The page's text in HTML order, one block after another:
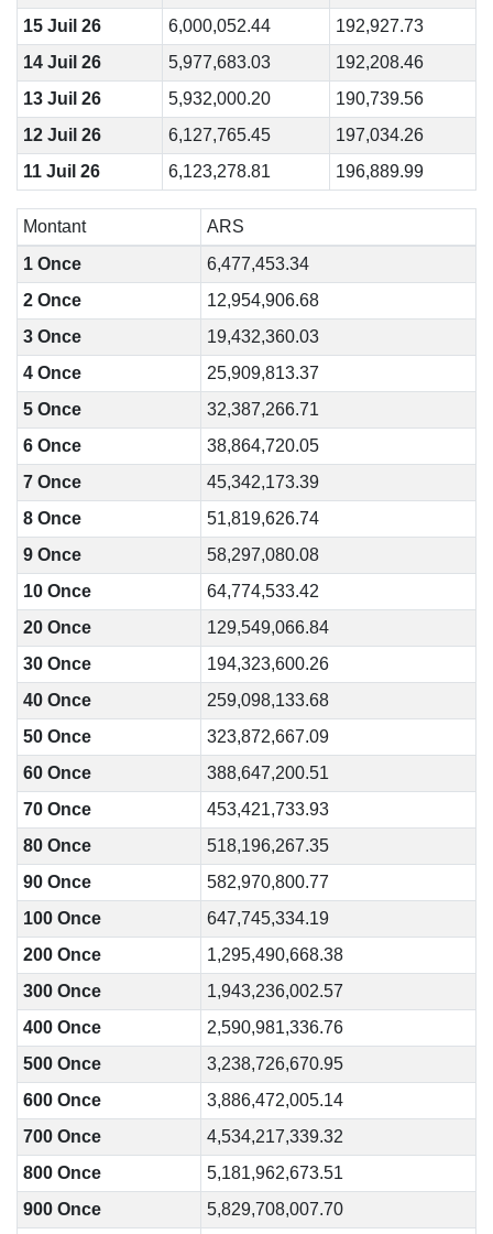
15 Juil 26 6,000,052.44
192,927.73
14 Juil 26
5,977,683.03
192,208.46
13 Juil 26
5,932,000.20
190,739.56
12 Juil 26
6,127,765.45
197,034.26
11 Juil 26
6,123,278.81 196,889.99
Montant
ARS
1 Once
6,477,453.34
2 Once
12,954,906.68
3 Once
19,432,360.03
4 Once
25,909,813.37
5 Once
32,387,266.71
6 Once
38,864,720.05
7 Once
45,342,173.39
8 Once
51,819,626.74
9 Once
58,297,080.08
10 Once
64,774,533.42
20 Once
129,549,066.84
30 Once
194,323,600.26
40 Once
259,098,133.68
50 Once
323,872,667.09
60 Once
388,647,200.51
70 Once
453,421,733.93
80 Once
518,196,267.35
90 Once
582,970,800.77
100 Once
647,745,334.19
200 Once
1,295,490,668.38
300 Once
1,943,236,002.57
400 Once
2,590,981,336.76
500 Once
3,238,726,670.95
600 Once
3,886,472,005.14
700 Once
4,534,217,339.32
800 Once
5,181,962,673.51
900 Once
5,829,708,007.70